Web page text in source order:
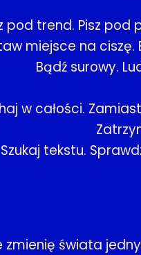
pod trend. Pisz
miejsce na ciszę.
Bądź surowy.
w całości.
Szukaj tekstu.
zmienię świata